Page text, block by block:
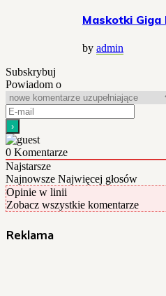
Maskotki Giga
by admin
Subskrybuj
Powiadom o
0 Komentarze
Najstarsze
Najnowsze Najwięcej głosów
Opinie w linii
Zobacz wszystkie komentarze
Reklama